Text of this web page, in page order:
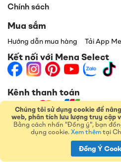
Chúng tôi sử dụng cookie để
web, phân tích lưu lượng truy cập
Bằng cách nhấn "Đồng ý", bạn
dụng cookie.Xem thêmtại
Đồng Ý
Chính sách
Mua sắm
Hướng dẫn mua hàng Tải App
Kết nối với Mena Select
Kênh thanh toán